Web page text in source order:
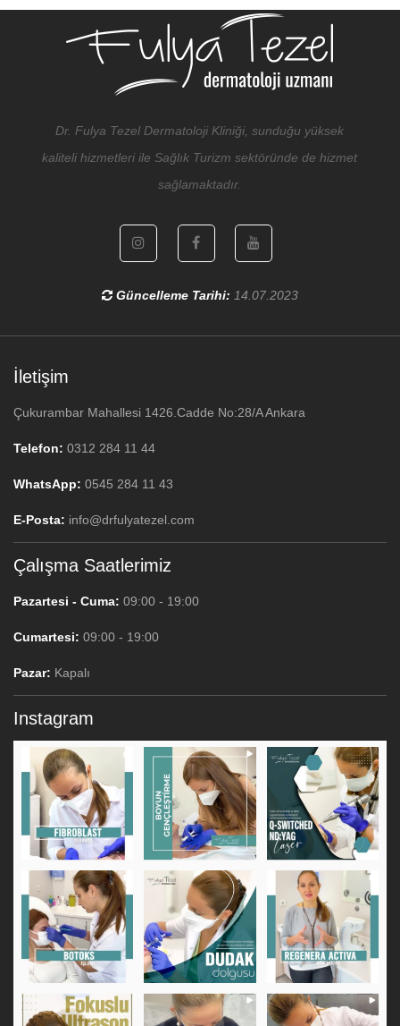
Dr. Fulya Tezel Dermatoloji Kliniği, sunduğu yüksek
kaliteli hizmetleri ile Sağlık Turizm sektöründe de hizmet
sağlamaktadır.
Güncelleme Tarihi: 14.07.2023
İletişim
Çukurambar Mahallesi 1426.Cadde No:28/A Ankara
Telefon: 0312 284 11 44
WhatsApp: 0545 284 11 43
E-Posta: info@drfulyatezel.com
Çalışma Saatlerimiz
Pazartesi - Cuma: 09:00 - 19:00
Cumartesi: 09:00 - 19:00
Pazar: Kapalı
Instagram